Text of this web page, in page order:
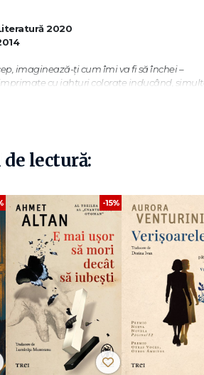
2020
imaginează-ți cum îmi va fi să închei –
cu iahturi colorate inducând,
cărți vor, cel puțin teoretic, ca ele să ajungă
unei săli pline de oameni. Ei privesc această
foarte profund, acești cititori vin doar unul
care Glück s-a dovedit a fi o figură
În ciuda austerității dezabuzate, ea
în sensul convențional al cuvântului.
fără pereche...
lectură:
-15%